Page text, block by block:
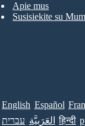
Apie mus
Susisiekite su
English Español
עברית العَرَبِيَّة हिन्दी